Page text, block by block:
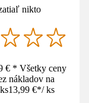
nikto
€ * Všetky ceny
nákladov na
13,99 €*/ ks